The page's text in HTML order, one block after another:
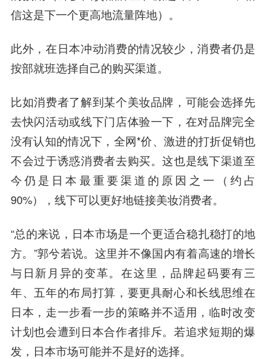
信这是下一个更高地流量阵地）。
此外，在日本冲动消费的情况较少，消费者仍是
按部就班选择自己的购买渠道。
比如消费者了解到某个美妆品牌，可能会选择先
去快闪活动或线下门店体验一下，在对品牌完全
没有认知的情况下，全网*价、激进的打折促销也
不会过于诱惑消费者去购买。这也是线下渠道至
今仍是日本最重要渠道的原因之一（约占
90%），线下可以更好地链接美妆消费者。
“总的来说，日本市场是一个更适合稳扎稳打的地
方。”郭兮若说。这里并不像国内有着高速的增长
与日新月异的变革。在这里，品牌起码要有三
年、五年的布局打算，要更具耐心和长线思维在
日本，走一步看一步的策略并不适用，临时改变
计划也会遭到日本合作者排斥。若追求短期的爆
发，日本市场可能并不是好的选择。